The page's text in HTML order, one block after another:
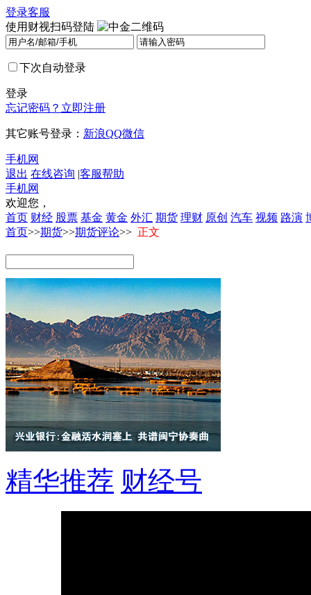
登录客服
使用财视扫码登陆
下次自动登录
登录
忘记密码？ 立即注册
其它账号登录： 新浪QQ微信
手机网
退出 在线咨询 |客服帮助
手机网
欢迎您，
首页 财经 股票 基金 黄金 外汇 期货 理财 原创 汽车 视频 路演
首页>>期货>>期货评论>> 正文
精华推荐 财经号